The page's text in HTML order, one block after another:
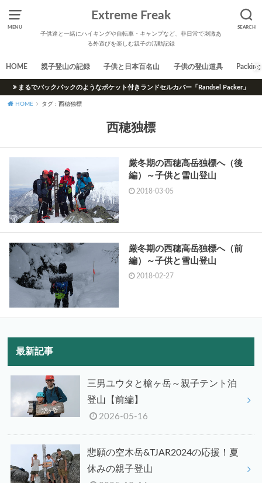
MENU SEARCH
Extreme Freak
子供達と一緒にハイキングや自転車・キャンプなど、非日常で刺激あ
る外遊びを楽しむ親子の活動記録
HOME 親子登山の記録 子供と日本百名山 子供の登山道具 Packing
まるでバックパックのようなポケット付きランドセルカバー「Randsel Packer」
HOME タグ : 西穂独標
西穂独標
厳冬期の西穂高岳独標へ（後
編）～子供と雪山登山
2018-03-05
厳冬期の西穂高岳独標へ（前
編）～子供と雪山登山
2018-02-27
最新記事
三男ユウタと槍ヶ岳～親子テント泊
登山【前編】
2026-05-16
悲願の空木岳&TJAR2024の応援！夏
休みの親子登山